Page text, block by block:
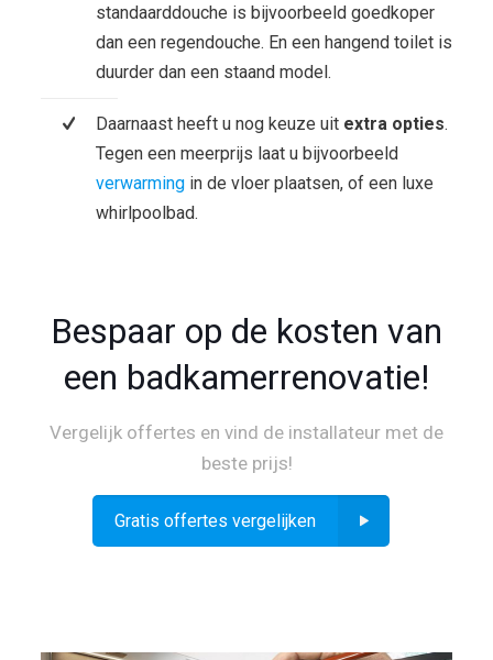
standaarddouche is bijvoorbeeld goedkoper
dan een regendouche. En een hangend toilet is
duurder dan een staand model.
Daarnaast heeft u nog keuze uit extra opties.
Tegen een meerprijs laat u bijvoorbeeld
verwarmingin de vloer plaatsen, of een luxe
whirlpoolbad.
Bespaar op de kosten van
een badkamerrenovatie!
Vergelijk offertes en vind de installateur met de
beste prijs!
Gratis offertes vergelijken